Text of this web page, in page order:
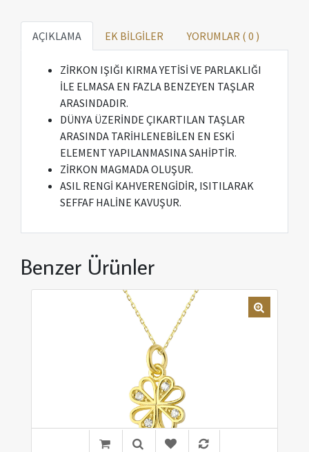
AÇIKLAMA EK BİLGİLER YORUMLAR ( 0 )
ZİRKON IŞIĞI KIRMA YETİSİ VE PARLAKLIĞI
İLE ELMASA EN FAZLA BENZEYEN TAŞLAR
ARASINDADIR.
DÜNYA ÜZERİNDE ÇIKARTILAN TAŞLAR
ARASINDA TARİHLENEBİLEN EN ESKİ
ELEMENT YAPILANMASINA SAHİPTİR.
ZİRKON MAGMADA OLUŞUR.
ASIL RENGİ KAHVERENGİDİR, ISITILARAK
SEFFAF HALİNE KAVUŞUR.
Benzer Ürünler